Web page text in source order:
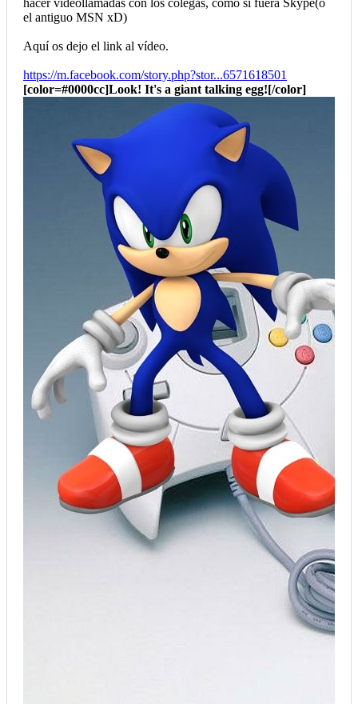
el antiguo MSN xD)
Aquí os dejo el link al vídeo.
https://m.facebook.com/story.php?stor...6571618501
[color=#0000cc]Look! It's a giant talking egg![/color]